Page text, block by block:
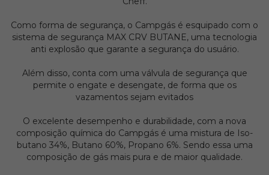
Como forma de segurança, o Campgás é esquipado com o
sistema de segurança MAX CRV BUTANE, uma tecnologia
anti explosão que garante a segurança do usuário.
Além disso, conta com uma válvula de segurança que
permite o engate e desengate, de forma que os
vazamentos sejam evitados
O excelente desempenho e durabilidade, com a nova
composição química do Campgás é uma mistura de Iso-
butano 34%, Butano 60%, Propano 6%. Sendo essa uma
composição de gás mais pura e de maior qualidade.